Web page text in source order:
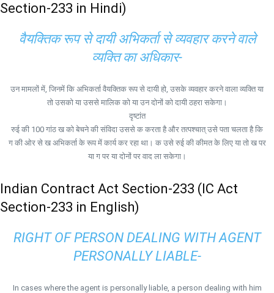
Section-233 in Hindi)
वैयक्तिक रूप से दायी अभिकर्ता से व्यवहार करने वाले
व्यक्ति का अधिकार-
उन मामलों में, जिनमें कि अभिकर्ता वैयक्तिक रूप से दायी हो, उसके व्यवहार करने वाला व्यक्ति या
तो उसको या उससे मालिक को या उन दोनों को दायी ठहरा सकेगा।
दृष्टांत
रुई की 100 गांठ ख को बेचने की संविदा उससे क करता है और तत्पश्चात् उसे पता चलता है कि
ग की ओर से ख अभिकर्ता के रूप में कार्य कर रहा था। क उसे रुई की कीमत के लिए या तो ख पर
या ग पर या दोनों पर वाद ला सकेगा।
Indian Contract Act Section-233 (IC Act
Section-233 in English)
RIGHT OF PERSON DEALING WITH AGENT
PERSONALLY LIABLE-
In cases where the agent is personally liable, a person dealing with him